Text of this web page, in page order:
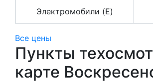
Электромобили (E)
Все цены
Пункты
карте